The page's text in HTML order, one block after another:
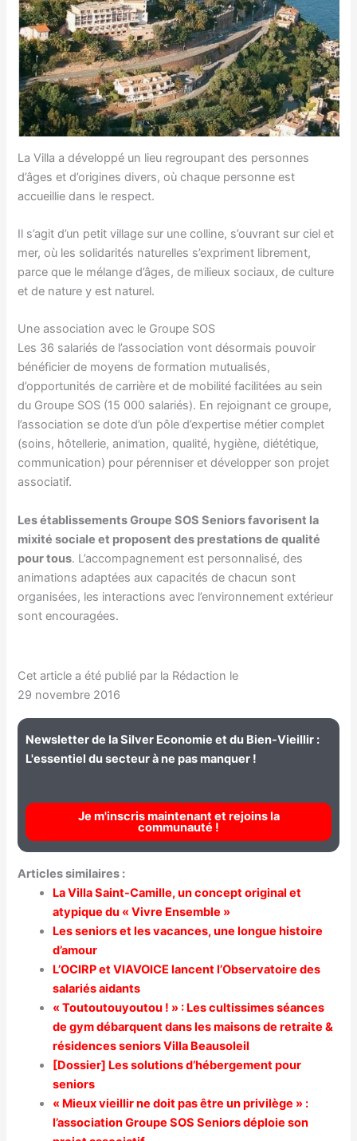
La Villa a développé un lieu regroupant des personnes
d’âges et d’origines divers, où chaque personne est
accueillie dans le respect.
Il s’agit d’un petit village sur une colline, s’ouvrant sur ciel et
mer, où les solidarités naturelles s’expriment librement,
parce que le mélange d’âges, de milieux sociaux, de culture
et de nature y est naturel.
Une association avec le Groupe SOS
Les 36 salariés de l’association vont désormais pouvoir
bénéficier de moyens de formation mutualisés,
d’opportunités de carrière et de mobilité facilitées au sein
du Groupe SOS (15 000 salariés). En rejoignant ce groupe,
l’association se dote d’un pôle d’expertise métier complet
(soins, hôtellerie, animation, qualité, hygiène, diététique,
communication) pour pérenniser et développer son projet
associatif.
Les établissements Groupe SOS Seniors favorisent la
mixité sociale et proposent des prestations de qualité
pour tous. L’accompagnement est personnalisé, des
animations adaptées aux capacités de chacun sont
organisées, les interactions avec l’environnement extérieur
sont encouragées.
Cet article a été publié par la Rédaction le
29 novembre 2016
Newsletter de la Silver Economie et du Bien-Vieillir :
L'essentiel du secteur à ne pas manquer !
Je m'inscris maintenant et rejoins la
communauté !
Articles similaires :
La Villa Saint-Camille, un concept original et
atypique du « Vivre Ensemble »
Les seniors et les vacances, une longue histoire
d’amour
L’OCIRP et VIAVOICE lancent l’Observatoire des
salariés aidants
« Toutoutouyoutou ! » : Les cultissimes séances
de gym débarquent dans les maisons de retraite &
résidences seniors Villa Beausoleil
[Dossier] Les solutions d’hébergement pour
seniors
« Mieux vieillir ne doit pas être un privilège » :
l’association Groupe SOS Seniors déploie son